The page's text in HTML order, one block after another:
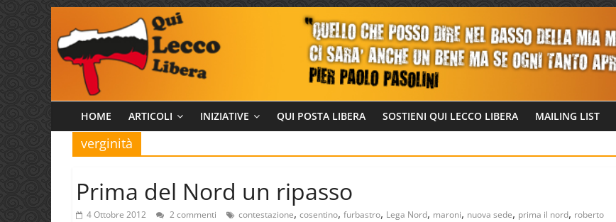
contenuto
Qui
Lecco
Libera
HOME ARTICOLI INIZIATIVE QUI POSTA LIBERA SOSTIENI QUI LECCO LIBERA MAILING LIST
verginità
Prima del Nord un ripasso
4 Ottobre 2012 2 commenti contestazione, cosentino, furbastro, Lega Nord, maroni, nuova sede, prima il nord, roberto